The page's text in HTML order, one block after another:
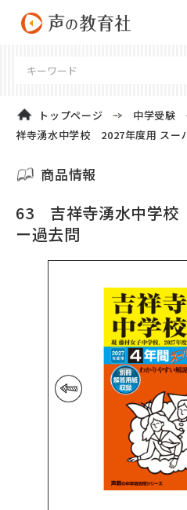
トップページ 中学受験
祥寺湧水中学校 2027年度用 スー
商品情報
63 吉祥寺湧水中学
ー過去問
前の画像